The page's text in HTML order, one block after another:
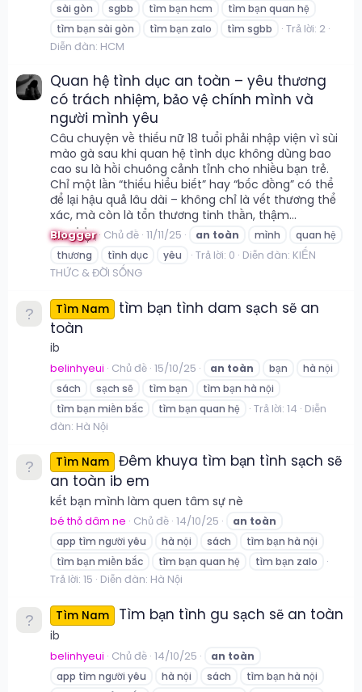
sài gòn
sgbb tìm bạn hcm
tìm bạn quan hệ
tìm bạn sài gòn
tìm bạn zalo tìm sgbb
Trả lời: 2
Diễn đàn: HCM
Quan hệ tình dục an toàn – yêu thương
có trách nhiệm, bảo vệ chính mình và
người mình yêu
Câu chuyện về thiếu nữ 18 tuổi phải nhập viện vì sùi
mào gà sau khi quan hệ tình dục không dùng bao
cao su là hồi chuông cảnh tỉnh cho nhiều bạn trẻ.
Chỉ một lần “thiếu hiểu biết” hay “bốc đồng” có thể
để lại hậu quả lâu dài – không chỉ là vết thương thể
xác, mà còn là tổn thương tinh thần, thậm...
Blogger Chủ đề 11/11/25 an toàn mình
quan hệ
thương
tình dục yêu Trả lời: 0 Diễn đàn: KIẾN
THỨC & ĐỜI SỐNG
Tìm Nam
tìm bạn tình dam sạch sẽ an
toàn
ib
belinhyeui Chủ đề 15/10/25 an toàn bạn
hà nội
sách
sạch sẽ tìm bạn
tìm bạn hà nội
tìm bạn miền bắc
tìm bạn quan hệ Trả lời: 14 Diễn
đàn: Hà Nội
Tìm Nam
Đêm khuya tìm bạn tình sạch sẽ
an toàn ib em
kết bạn mình làm quen tâm sự nè
bé thỏ dâm ne Chủ đề 14/10/25 an toàn
app tìm người yêu
hà nội sách
tìm bạn hà nội
tìm bạn miền bắc
tìm bạn quan hệ tìm bạn zalo
Trả lời: 15 Diễn đàn: Hà Nội
Tìm Nam Tìm bạn tình gu sạch sẽ an toàn
ib
belinhyeui Chủ đề 14/10/25 an toàn
app tìm người yêu
hà nội sách
tìm bạn hà nội